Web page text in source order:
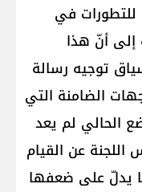
للتطورات في
إلى أنّ هذا
توجيه رسالة
الضامنة التي
الحالي لم يعد
اللجنة عن القيام
يدلّ على ضعفها